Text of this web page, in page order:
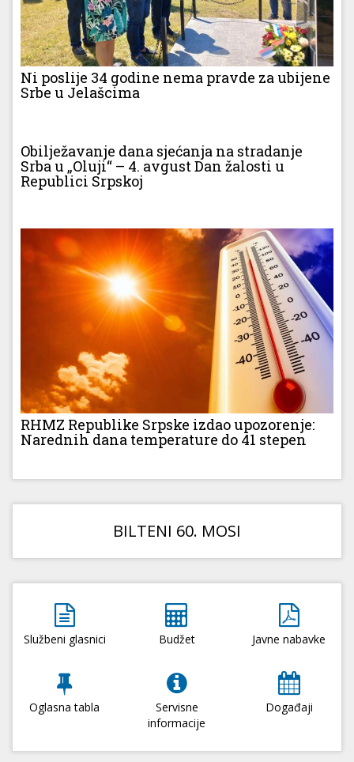
Ni poslije 34 godine nema pravde za ubijene
Srbe u Jelašcima
Obilježavanje dana sjećanja na stradanje
Srba u „Oluji“ – 4. avgust Dan žalosti u
Republici Srpskoj
RHMZ Republike Srpske izdao upozorenje:
Narednih dana temperature do 41 stepen
BILTENI 60. MOSI
Službeni glasnici Budžet Javne nabavke
Oglasna tabla
Servisne
informacije
Događaji